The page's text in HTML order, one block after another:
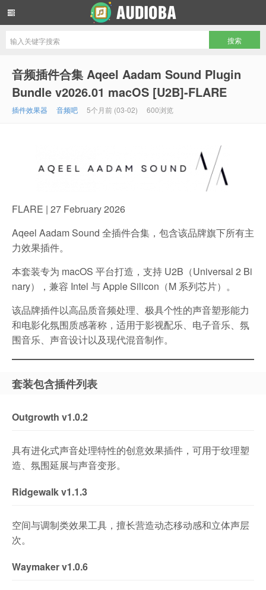
音频插件合集 Aqeel Aadam Sound Plugin
Bundle v2026.01 macOS [U2B]-FLARE
插件效果器 音频吧 5个月前 (03-02) 600浏览
FLARE | 27 February 2026
Aqeel Aadam Sound 全插件合集，包含该品牌旗下所有主
力效果插件。
本套装专为 macOS 平台打造，支持 U2B（Universal 2 Bi
nary），兼容 Intel 与 Apple Silicon（M 系列芯片）。
该品牌插件以高品质音频处理、极具个性的声音塑形能力
和电影化氛围质感著称，适用于影视配乐、电子音乐、氛
围音乐、声音设计以及现代混音制作。
套装包含插件列表
Outgrowth v1.0.2
具有进化式声音处理特性的创意效果插件，可用于纹理塑
造、氛围延展与声音变形。
Ridgewalk v1.1.3
空间与调制类效果工具，擅长营造动态移动感和立体声层
次。
Waymaker v1.0.6